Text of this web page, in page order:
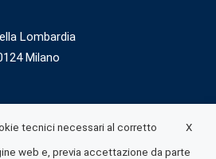
Lombardia
Milano
X
tecnici necessari al corretto
web e, previa accettazione da parte